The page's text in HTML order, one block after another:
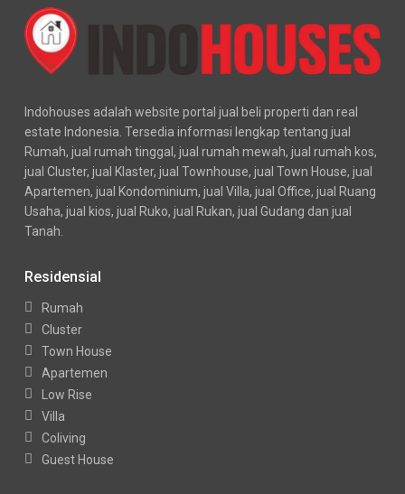
Indohouses adalah website portal jual beli properti dan real
estate Indonesia. Tersedia informasi lengkap tentang jual
Rumah, jual rumah tinggal, jual rumah mewah, jual rumah kos,
jual Cluster, jual Klaster, jual Townhouse, jual Town House, jual
Apartemen, jual Kondominium, jual Villa, jual Office, jual Ruang
Usaha, jual kios, jual Ruko, jual Rukan, jual Gudang dan jual
Tanah.
Residensial
Rumah
Cluster
Town House
Apartemen
Low Rise
Villa
Coliving
Guest House